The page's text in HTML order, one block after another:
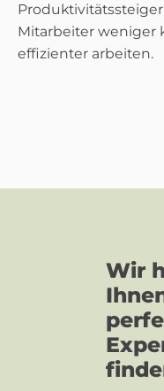
Mitarbeiter weniger
effizienter arbeiten.
Wir